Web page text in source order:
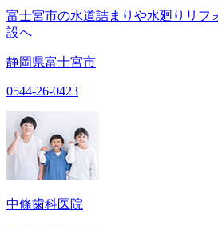
富士宮市の水道詰まりや水廻りリフ
設へ
静岡県富士宮市
0544-26-0423
中條歯科医院